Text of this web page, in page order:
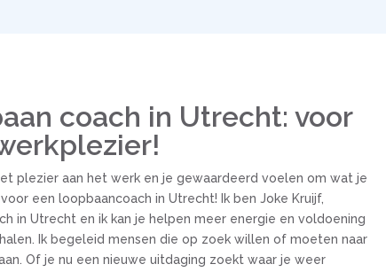
coach in Utrecht: voor
plezier aan het werk en je gewaardeerd voelen om wat je
voor een loopbaancoach in Utrecht! Ik ben Joke Kruijf,
in Utrecht en ik kan je helpen meer energie en voldoening
Ik begeleid mensen die op zoek willen of moeten naar
Of je nu een nieuwe uitdaging zoekt waar je weer